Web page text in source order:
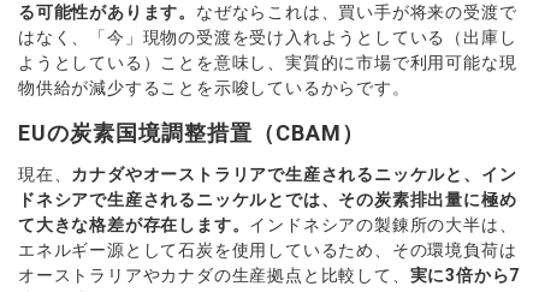
る可能性があります。 なぜならこれは、買い手が将来の受渡で
はなく、「今」現物の受渡を受け入れようとしている（出庫し
ようとしている）ことを意味し、実質的に市場で利用可能な現
物供給が減少することを示唆しているからです。
EUの炭素国境調整措置（CBAM）
現在、 カナダやオーストラリアで生産されるニッケルと、イン
ドネシアで生産されるニッケルとでは、その炭素排出量に極め
て大きな格差が存在します。 インドネシアの製錬所の大半は、
エネルギー源として石炭を使用しているため、その環境負荷は
オーストラリアやカナダの生産拠点と比較して、 実に3倍から7